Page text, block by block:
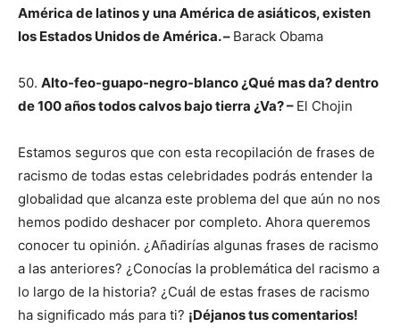
América de latinos y una América de asiáticos, existen
los Estados Unidos de América. – Barack Obama
50. Alto-feo-guapo-negro-blanco ¿Qué mas da? dentro
de 100 años todos calvos bajo tierra ¿Va? – El Chojin
Estamos seguros que con esta recopilación de frases de
racismo de todas estas celebridades podrás entender la
globalidad que alcanza este problema del que aún no nos
hemos podido deshacer por completo. Ahora queremos
conocer tu opinión. ¿Añadirías algunas frases de racismo
a las anteriores? ¿Conocías la problemática del racismo a
lo largo de la historia? ¿Cuál de estas frases de racismo
ha significado más para ti? ¡Déjanos tus comentarios!